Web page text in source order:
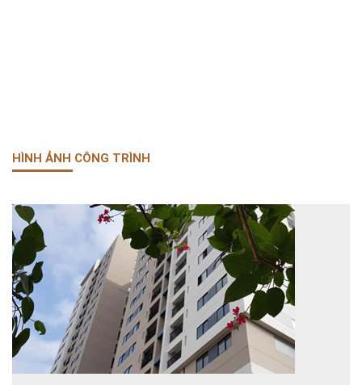
HÌNH ẢNH CÔNG TRÌNH